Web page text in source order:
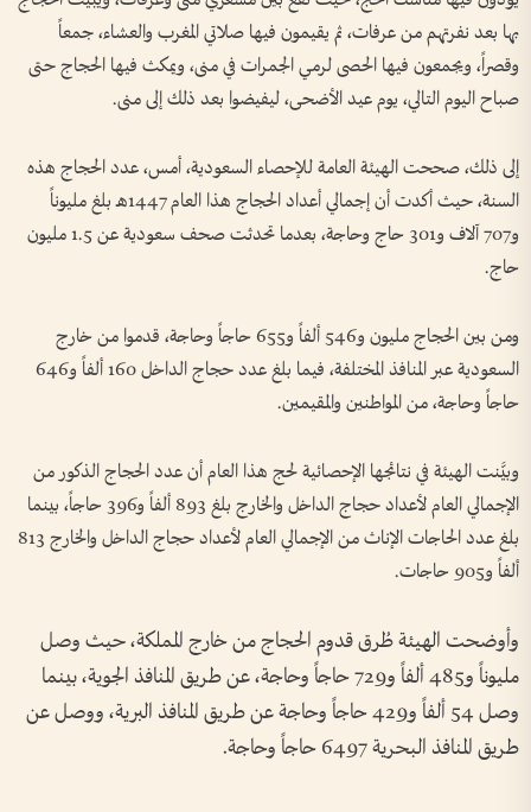
بها بعد نفرتهم من عرفات، ثم يقيمون فيها صلاتي المغرب والعشاء، جمعاً
وقصراً، ويجمعون فيها الحصى لرمي الجمرات في منى، ويمكث فيها الحجاج حتى
صباح اليوم التالي، يوم عيد الأضحى، ليفيضوا بعد ذلك إلى منى.
إلى ذلك، صححت الهيئة العامة للإحصاء السعودية، أمس، عدد الحجاج هذه
السنة، حيث أكدت أن إجمالي أعداد الحجاج هذا العام 1447هـ بلغ مليوناً
و707 آلاف و301 حاج وحاجة، بعدما تحدثت صحف سعودية عن 1.5 مليون
حاج.
ومن بين الحجاج مليون و546 ألفاً و655 حاجاً وحاجة، قدموا من خارج
السعودية عبر المنافذ المختلفة، فيما بلغ عدد حجاج الداخل 160 ألفاً و646
حاجاً وحاجة، من المواطنين والمقيمين.
وبيَّنت الهيئة في نتائجها الإحصائية لحج هذا العام أن عدد الحجاج الذكور من
الإجمالي العام لأعداد حجاج الداخل والخارج بلغ 893 ألفاً و396 حاجاً، بينما
بلغ عدد الحاجات الإناث من الإجمالي العام لأعداد حجاج الداخل والخارج 813
ألفاً و905 حاجات.
وأوضحت الهيئة طُرق قدوم الحجاج من خارج المملكة، حيث وصل
مليوناً و485 ألفاً و729 حاجاً وحاجة، عن طريق المنافذ الجوية، بينما
وصل 54 ألفاً و429 حاجاً وحاجة عن طريق المنافذ البرية، ووصل عن
طريق المنافذ البحرية 6497 حاجاً وحاجة.